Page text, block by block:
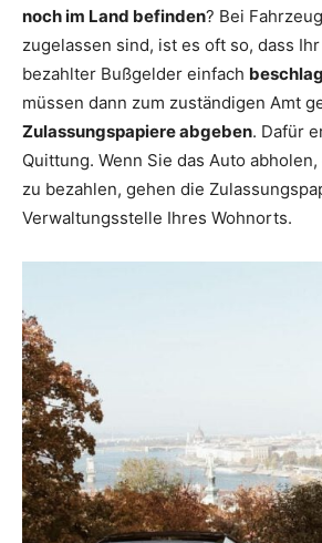
noch im Land befinden? Bei
zugelassen sind, ist es oft so, dass
bezahlter Bußgelder einfach
müssen dann zum zuständigen Amt
Zulassungspapiere abgeben. Dafür
Quittung. Wenn Sie das Auto
zu bezahlen, gehen die
Verwaltungsstelle Ihres Wohnorts.